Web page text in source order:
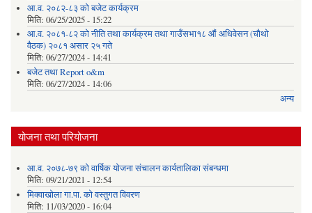
आ.व. २०८२-८३ को बजेट कार्यक्रम
मिति: 06/25/2025 - 15:22
आ.व. २०८१-८२ को नीति तथा कार्यक्रम तथा गाउँसभा१८ औं अधिवेसन (चौथो
वैठक) २०८१ असार २५ गते
मिति: 06/27/2024 - 14:41
बजेट तथा Report o&m
मिति: 06/27/2024 - 14:06
अन्य
योजना तथा परियोजना
आ.व. २०७८-७९ को वार्षिक योजना संचालन कार्यतालिका संबन्धमा
मिति: 09/21/2021 - 12:54
मिक्वाखोला गा.पा. को वस्तुगत विवरण
मिति: 11/03/2020 - 16:04